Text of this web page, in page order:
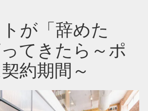
が「辞めた
てきたら～ポ
約期間～